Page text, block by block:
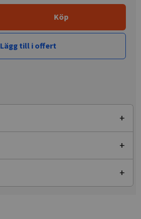
Köp
Lägg till i offert